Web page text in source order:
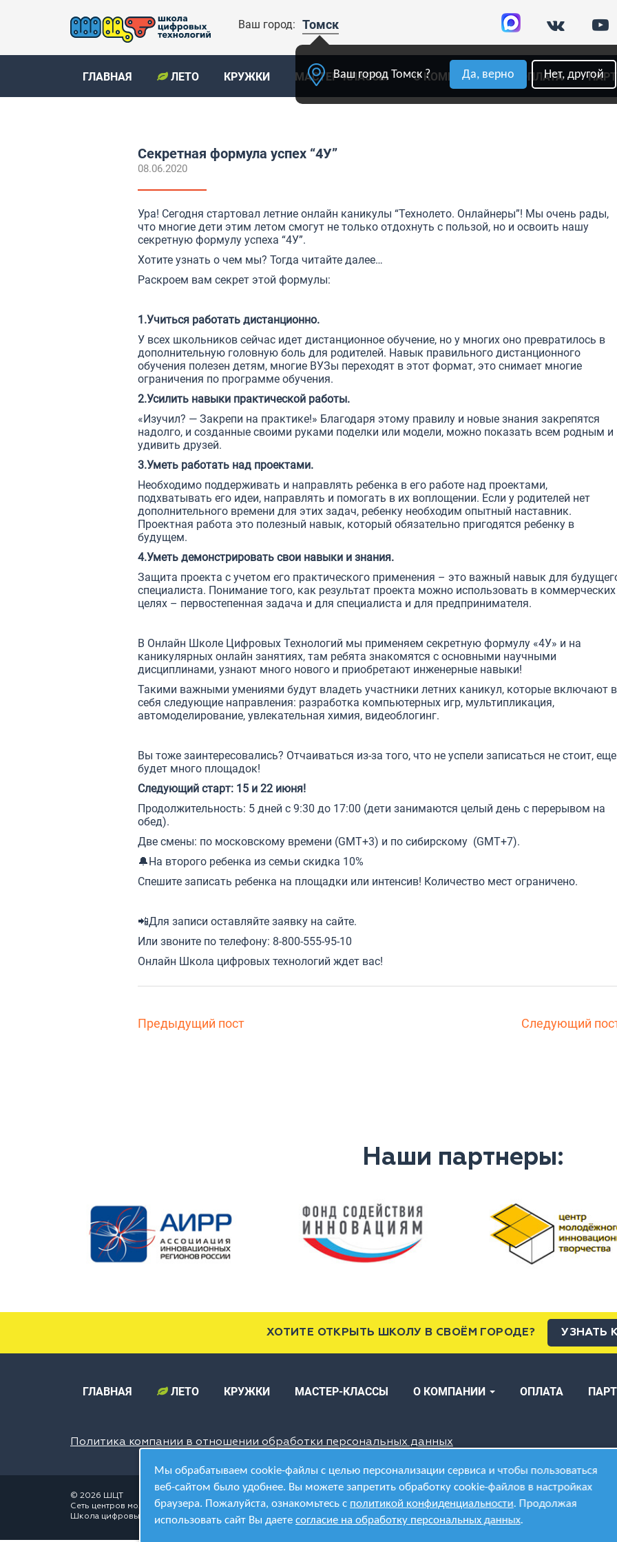
Ваш город: Томск
Ваш город Томск ? Да, верно Нет, другой
ГЛАВНАЯ ЛЕТО КРУЖКИ МАСТЕР-КЛАССЫ О КОМПАНИИ ОПЛАТА
Секретная формула успех “4У”
08.06.2020
Ура! Сегодня стартовал летние онлайн каникулы “Технолето. Онлайнеры”! Мы очень рады,
что многие дети этим летом смогут не только отдохнуть с пользой, но и освоить нашу
секретную формулу успеха “4У”.
Хотите узнать о чем мы? Тогда читайте далее…
Раскроем вам секрет этой формулы:
1.Учиться работать дистанционно.
У всех школьников сейчас идет дистанционное обучение, но у многих оно превратилось в
дополнительную головную боль для родителей. Навык правильного дистанционного
обучения полезен детям, многие ВУЗы переходят в этот формат, это снимает многие
ограничения по программе обучения.
2.Усилить навыки практической работы.
«Изучил? — Закрепи на практике!» Благодаря этому правилу и новые знания закрепятся
надолго, и созданные своими руками поделки или модели, можно показать всем родным и
удивить друзей.
3.Уметь работать над проектами.
Необходимо поддерживать и направлять ребенка в его работе над проектами,
подхватывать его идеи, направлять и помогать в их воплощении. Если у родителей нет
дополнительного времени для этих задач, ребенку необходим опытный наставник.
Проектная работа это полезный навык, который обязательно пригодятся ребенку в
будущем.
4.Уметь демонстрировать свои навыки и знания.
Защита проекта с учетом его практического применения – это важный навык для
специалиста. Понимание того, как результат проекта можно использовать в коммерческих
целях – первостепенная задача и для специалиста и для предпринимателя.
В Онлайн Школе Цифровых Технологий мы применяем секретную формулу «4У» и на
каникулярных онлайн занятиях, там ребята знакомятся с основными научными
дисциплинами, узнают много нового и приобретают инженерные навыки!
Такими важными умениями будут владеть участники летних каникул, которые включают в
себя следующие направления: разработка компьютерных игр, мультипликация,
автомоделирование, увлекательная химия, видеоблогинг.
Вы тоже заинтересовались? Отчаиваться из-за того, что не успели записаться не стоит, еще
будет много площадок!
Следующий старт: 15 и 22 июня!
Продолжительность: 5 дней с 9:30 до 17:00 (дети занимаются целый день с перерывом на
обед).
Две смены: по московскому времени (GMT+3) и по сибирскому (GMT+7).
🔔На второго ребенка из семьи скидка 10%
Спешите записать ребенка на площадки или интенсив! Количество мест ограничено.
📲Для записи оставляйте заявку на сайте.
Или звоните по телефону: 8-800-555-95-10
Онлайн Школа цифровых технологий ждет вас!
Предыдущий пост Следующий
Наши партнеры:
ХОТИТЕ ОТКРЫТЬ ШКОЛУ В СВОЁМ ГОРОДЕ? УЗНАТЬ
ГЛАВНАЯ ЛЕТО КРУЖКИ МАСТЕР-КЛАССЫ О КОМПАНИИ ОПЛАТА
Политика компании в отношении обработки персональных данных
© 2026 ШЦТ
Сеть центров молодёжного инновационного творчества
Школа цифровых технологий
Мы обрабатываем cookie-файлы с целью персонализации сервиса и чтобы пользоваться
веб-сайтом было удобнее. Вы можете запретить обработку cookie-файлов в настройках
браузера. Пожалуйста, ознакомьтесь с политикой конфиденциальности. Продолжая
использовать сайт Вы даете согласие на обработку персональных данных.